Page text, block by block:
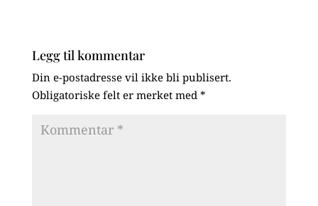
Legg til kommentar
Din e-postadresse vil ikke bli publisert.
Obligatoriske felt er merket med *